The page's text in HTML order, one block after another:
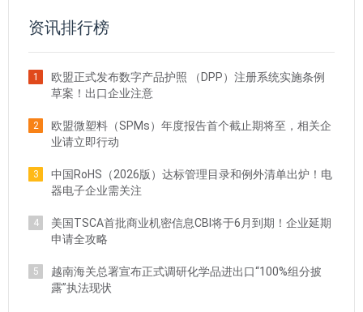
资讯排行榜
1
欧盟正式发布数字产品护照 （DPP）注册系统实施条例
草案！出口企业注意
2
欧盟微塑料（SPMs）年度报告首个截止期将至，相关企
业请立即行动
3
中国RoHS（2026版）达标管理目录和例外清单出炉！电
器电子企业需关注
4
美国TSCA首批商业机密信息CBI将于6月到期！企业延期
申请全攻略
5
越南海关总署宣布正式调研化学品进出口“100%组分披
露”执法现状